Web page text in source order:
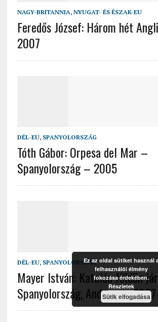
NAGY-BRITANNIA, NYUGAT- ÉS ÉSZAK-EU
Feredős József: Három hét
2007
DÉL-EU, SPANYOLORSZÁG
Tóth Gábor: Orpesa del Mar –
Spanyolország – 2005
DÉL-EU, SPANYOLORSZÁG
Mayer István: Katalán földön
Spanyolország, Andorra – 2007
Ez az oldal sütiket használ
felhasználói élmény
fokozása érdekében.
Részletek
Sütik elfogadása